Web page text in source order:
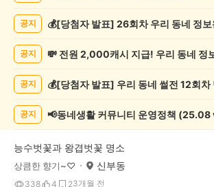
기
공지
공지
공지
공지 📢동네생활 커뮤니티 운영정책 (25.08
능수벗꽃과 왕겹벗꽃 명소
상큼한 향기~♡ 신부동
338 4 23개월 전